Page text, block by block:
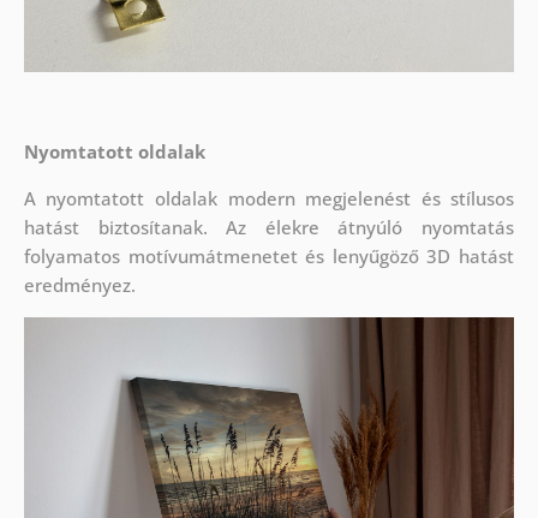
Nyomtatott oldalak
A nyomtatott oldalak modern megjelenést és stílusos
hatást biztosítanak. Az élekre átnyúló nyomtatás
folyamatos motívumátmenetet és lenyűgöző 3D hatást
eredményez.